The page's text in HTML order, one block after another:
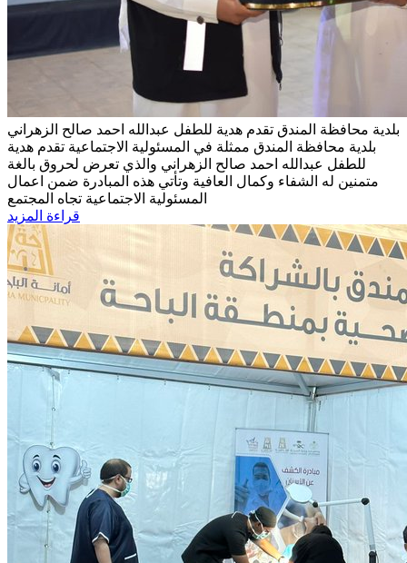
بلدية محافظة المندق تقدم هدية للطفل عبدالله احمد صالح الزهراني
بلدية محافظة المندق ممثلة في المسئولية الاجتماعية تقدم هدية
للطفل عبدالله احمد صالح الزهراني والذي تعرض لحروق بالغة
متمنين له الشفاء وكمال العافية وتأتي هذه المبادرة ضمن اعمال
المسئولية الاجتماعية تجاه المجتمع
قراءة المزيد